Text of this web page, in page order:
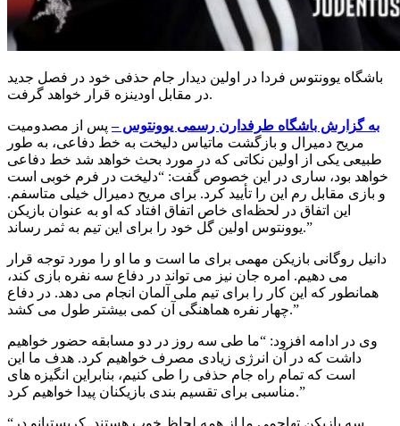
باشگاه یوونتوس فردا در اولین دیدار جام حذفی خود در فصل جدید
در مقابل اودینزه قرار خواهد گرفت.
به گزارش باشگاه طرفدارن رسمی یوونتوس –پس از مصدومیت
مریح دمیرال و بازگشت ماتیاس دلیخت به خط دفاعی، به طور
طبیعی یکی از اولین نکاتی که در مورد بحث خواهد شد خط دفاعی
خواهد بود، ساری در این خصوص گفت: “دلیخت در فرم خوبی است
و بازی مقابل رم این را تأیید کرد. برای مریح دمیرال خیلی متاسفم.
این اتفاق در لحظه‌ای خاص اتفاق افتاد که او به عنوان بازیکن
یوونتوس اولین گل خود را برای این تیم به ثمر رساند.”
دانیل روگانی بازیکن مهمی برای ما است و ما او را مورد توجه قرار
می دهیم. امره جان نیز می تواند در دفاع سه نفره بازی کند،
همانطور که این کار را برای تیم ملی آلمان انجام می دهد. در دفاع
چهار نفره هماهنگی آن کمی بیشتر طول می کشد.”
وی در ادامه افزود: “ما طی سه روز در دو مسابقه حضور خواهیم
داشت که در آن انرژی زیادی مصرف خواهیم کرد. هدف ما این
است که تمام راه جام حذفی را طی کنیم، بنابراین انگیزه های
مناسبی برای تقسیم بندی بازیکنان پیدا خواهیم کرد.”
“سه بازیکن تهاجمی ما از همه لحاظ خوب هستند. کریستیانو در